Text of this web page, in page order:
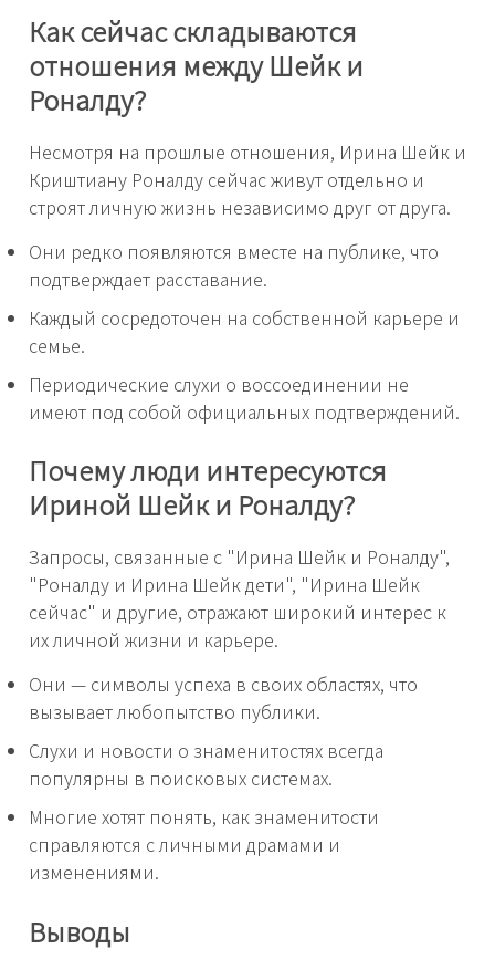
Как сейчас складываются
отношения между Шейк и
Роналду?
Несмотря на прошлые отношения, Ирина Шейк и
Криштиану Роналду сейчас живут отдельно и
строят личную жизнь независимо друг от друга.
Они редко появляются вместе на публике, что
подтверждает расставание.
Каждый сосредоточен на собственной карьере и
семье.
Периодические слухи о воссоединении не
имеют под собой официальных подтверждений.
Почему люди интересуются
Ириной Шейк и Роналду?
Запросы, связанные с "Ирина Шейк и Роналду",
"Роналду и Ирина Шейк дети", "Ирина Шейк
сейчас" и другие, отражают широкий интерес к
их личной жизни и карьере.
Они — символы успеха в своих областях, что
вызывает любопытство публики.
Слухи и новости о знаменитостях всегда
популярны в поисковых системах.
Многие хотят понять, как знаменитости
справляются с личными драмами и
изменениями.
Выводы